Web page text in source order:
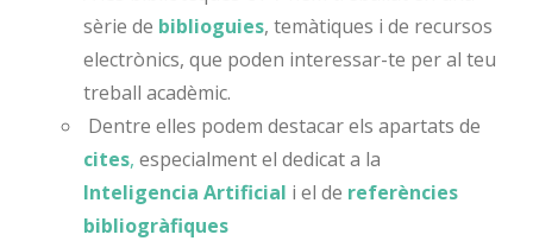
sèrie de biblioguies, temàtiques i de recursos
electrònics, que poden interessar-te per al teu
treball acadèmic.
Dentre elles podem destacar els apartats de
cites, especialment el dedicat a la
Inteligencia Artificial i el de referències
bibliogràfiques